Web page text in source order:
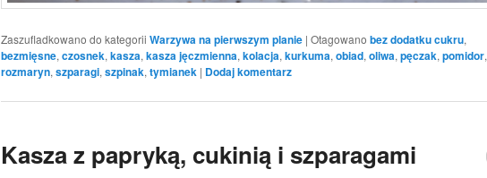
Zaszufladkowano do kategorii Warzywa na pierwszym planie | Otagowano bez dodatku cukru,
bezmięsne, czosnek, kasza, kasza jęczmienna, kolacja, kurkuma, obiad, oliwa, pęczak, pomidor,
rozmaryn, szparagi, szpinak, tymianek | Dodaj komentarz
Kasza z papryką, cukinią i szparagami